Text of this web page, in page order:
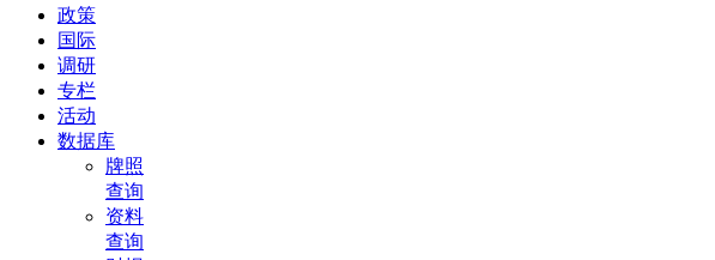
政策
国际
调研
专栏
活动
数据库
牌照
查询
资料
查询